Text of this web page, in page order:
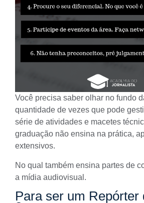
Você precisa saber olhar no fundo
quantidade de vezes que pode
série de atividades e macetes
graduação não ensina na prática,
extensivos.
No qual também ensina partes de
a mídia audiovisual.
Para ser um Repórter